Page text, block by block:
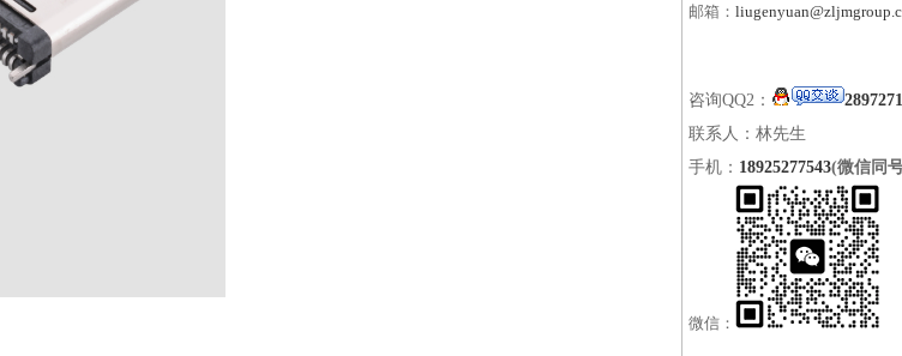
邮箱：
咨询QQ2：
联系人：林先生
手机： 18925277543(微信同
微信：